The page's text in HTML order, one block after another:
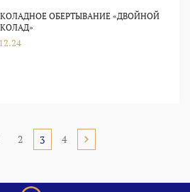
ОБЕРТЫВАНИЕ «ДВОЙНОЙ
2 3 4